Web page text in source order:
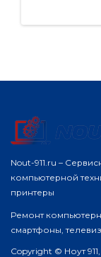
Nout-911.ru –
компьютерной
принтеры
Ремонт
смартфоны,
Copyright © Ноут